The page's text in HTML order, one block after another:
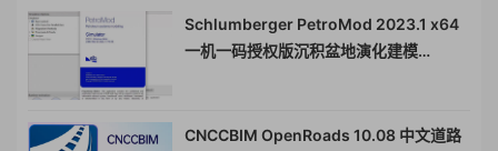
Schlumberger PetroMod 2023.1 x64
一机一码授权版沉积盆地演化建模
CNCCBIM OpenRoads 10.08 中文道路